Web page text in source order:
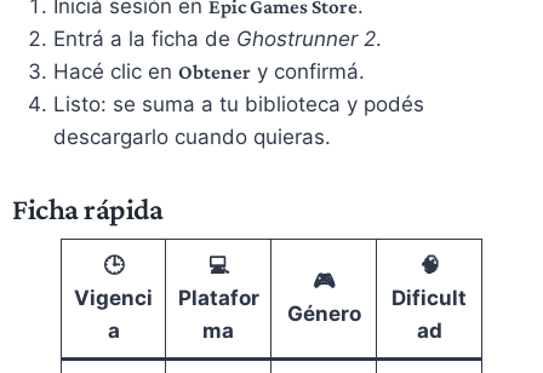
Iniciá sesión en Epic Games Store.
Entrá a la ficha de Ghostrunner 2.
Hacé clic en Obtener y confirmá.
Listo: se suma a tu biblioteca y podés
descargarlo cuando quieras.
Ficha rápida
🕒
Vigenci
a
💻
Platafor
ma
🎮
Género
🧠
Dificult
ad